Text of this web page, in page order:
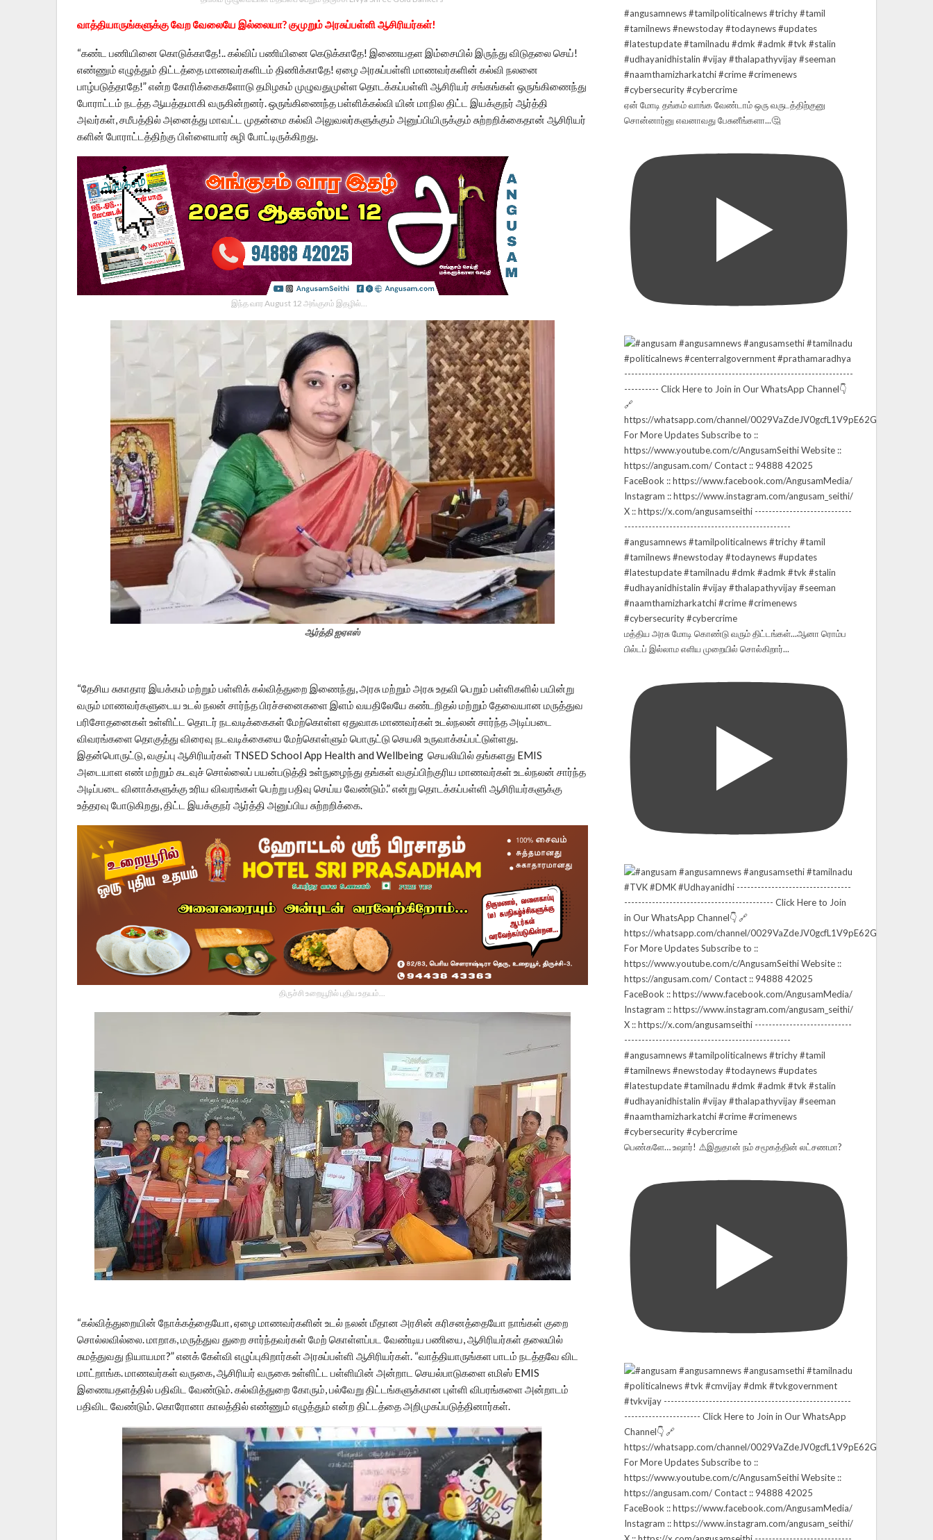
வாத்தியாருங்களுக்கு வேற வேலையே இல்லையா? குமுறும் அரசுப்பள்ளி ஆசிரியர்கள்!
“கண்ட பணியினை கொடுக்காதே!.. கல்விப் பணியினை கெடுக்காதே! இணையதள இம்சையில் இருந்து விடுதலை செய்!
எண்ணும் எழுத்தும் திட்டத்தை மாணவர்களிடம் திணிக்காதே! ஏழை அரசுப்பள்ளி மாணவர்களின் கல்வி நலனை
பாழ்படுத்தாதே!” என்ற கோரிக்கைகளோடு தமிழகம் முழுவதுமுள்ள தொடக்கப்பள்ளி ஆசிரியர் சங்கங்கள் ஒருங்கிணைந்து
போராட்டம் நடத்த ஆயத்தமாகி வருகின்றனர். ஒருங்கிணைந்த பள்ளிக்கல்வி யின் மாநில திட்ட இயக்குநர் ஆர்த்தி
அவர்கள், சமீபத்தில் அனைத்து மாவட்ட முதன்மை கல்வி அலுவலர்களுக்கும் அனுப்பியிருக்கும் சுற்றறிக்கைதான் ஆசிரியர்
களின் போராட்டத்திற்கு பிள்ளையார் சுழி போட்டிருக்கிறது.
இந்த வார August 12 அங்குசம் இதழில்…
ஆர்த்தி ஐஏஎஸ்
“தேசிய சுகாதார இயக்கம் மற்றும் பள்ளிக் கல்வித்துறை இணைந்து, அரசு மற்றும் அரசு உதவி பெறும் பள்ளிகளில் பயின்று
வரும் மாணவர்களுடைய உடல் நலன் சார்ந்த பிரச்சனைகளை இளம் வயதிலேயே கண்டறிதல் மற்றும் தேவையான மருத்துவ
பரிசோதனைகள் உள்ளிட்ட தொடர் நடவடிக்கைகள் மேற்கொள்ள ஏதுவாக மாணவர்கள் உடல்நலன் சார்ந்த அடிப்படை
விவரங்களை தொகுத்து விரைவு நடவடிக்கையை மேற்கொள்ளும் பொருட்டு செயலி உருவாக்கப்பட்டுள்ளது.
இதன்பொருட்டு, வகுப்பு ஆசிரியர்கள் TNSED School App Health and Wellbeing செயலியில் தங்களது EMIS
அடையாள எண் மற்றும் கடவுச் சொல்லைப் பயன்படுத்தி உள்நுழைந்து தங்கள் வகுப்பிற்குரிய மாணவர்கள் உடல்நலன் சார்ந்த
அடிப்படை வினாக்களுக்கு உரிய விவரங்கள் பெற்று பதிவு செய்ய வேண்டும்.” என்று தொடக்கப்பள்ளி ஆசிரியர்களுக்கு
உத்தரவு போடுகிறது, திட்ட இயக்குநர் ஆர்த்தி அனுப்பிய சுற்றறிக்கை.
திருச்சி உறையூரில் புதிய உதயம்...
“கல்வித்துறையின் நோக்கத்தையோ, ஏழை மாணவர்களின் உடல் நலன் மீதான அரசின் கரிசனத்தையோ நாங்கள் குறை
சொல்லவில்லை. மாறாக, மருத்துவ துறை சார்ந்தவர்கள் மேற் கொள்ளப்பட வேண்டிய பணியை, ஆசிரியர்கள் தலையில்
சுமத்துவது நியாயமா?” எனக் கேள்வி எழுப்புகிறார்கள் அரசுப்பள்ளி ஆசிரியர்கள். “வாத்தியாருங்கள பாடம் நடத்தவே விட
மாட்றாங்க. மாணவர்கள் வருகை, ஆசிரியர் வருகை உள்ளிட்ட பள்ளியின் அன்றாட செயல்பாடுகளை எமிஸ் EMIS
இணையதளத்தில் பதிவிட வேண்டும். கல்வித்துறை கோரும், பல்வேறு திட்டங்களுக்கான புள்ளி விபரங்களை அன்றாடம்
பதிவிட வேண்டும். கொரோனா காலத்தில் எண்ணும் எழுத்தும் என்ற திட்டத்தை அறிமுகப்படுத்தினார்கள்.
ஏன் மோடி தங்கம் வாங்க வேண்டாம் ஒரு வருடத்திற்குனு
சொன்னார்னு எவனாவது பேசுனீங்களா...🤔
மத்திய அரசு மோடி கொண்டு வரும் திட்டங்கள்...ஆனா ரொம்ப
பில்டப் இல்லாம எளிய முறையில் சொல்கிறார்...
பெண்களே… உஷார்! ⚠️இதுதான் நம் சமூகத்தின் லட்சணமா?